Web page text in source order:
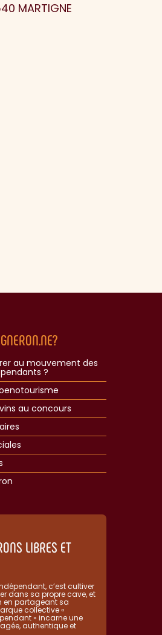
MARTIGNE
au mouvement des
?
au concours
LIBRES ET
c’est cultiver
dans sa propre cave, et
en partageant sa
collective «
» incarne une
authentique et